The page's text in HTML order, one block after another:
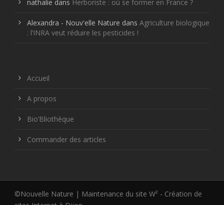
nathalie dans Herboriste : où se former en France ?
Alexandra - Nouv'elle Nature dans Agriculture biologique
: l’INRA veut réduire les pesticides !
Accueil
A propos
Bio’Bliothèque
Commander des articles
©Nouvelle Nature | Maintenance du site W² - Création de